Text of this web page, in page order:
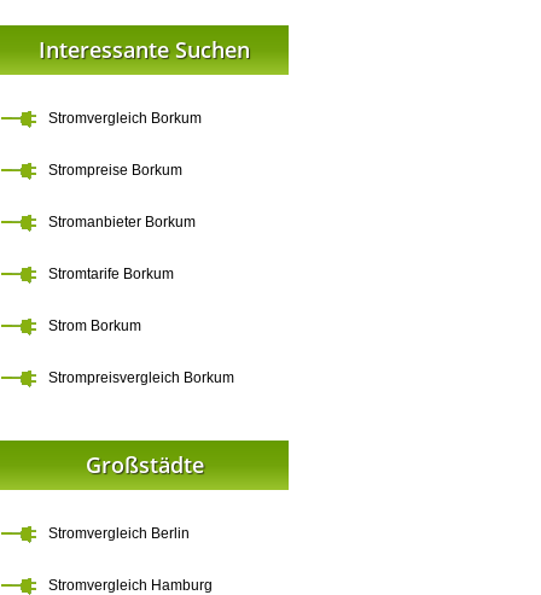
Interessante Suchen
Stromvergleich Borkum
Strompreise Borkum
Stromanbieter Borkum
Stromtarife Borkum
Strom Borkum
Strompreisvergleich Borkum
Großstädte
Stromvergleich Berlin
Stromvergleich Hamburg